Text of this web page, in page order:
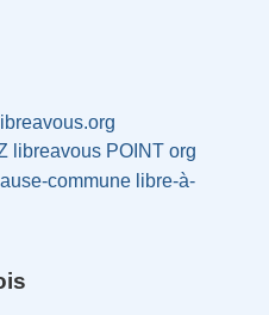
libreavous POINT org
commune libre-à-